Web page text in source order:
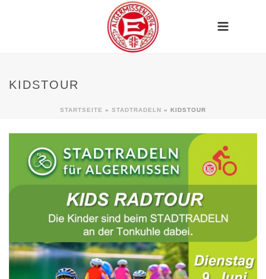
KIDSTOUR
STARTSEITE » STADTRADELN » KIDSTOUR